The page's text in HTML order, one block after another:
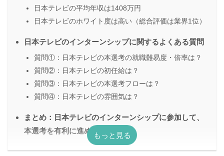
日本テレビの平均年収は1408万円
日本テレビのホワイト度は高い（総合評価は業界1位）
日本テレビのインターンシップに関するよくある質問
質問①：日本テレビの本選考の就職難易度・倍率は？
質問②：日本テレビの初任給は？
質問③：日本テレビの本選考フローは？
質問④：日本テレビの雰囲気は？
まとめ：日本テレビのインターンシップに参加して、
本選考を有利に進めよう